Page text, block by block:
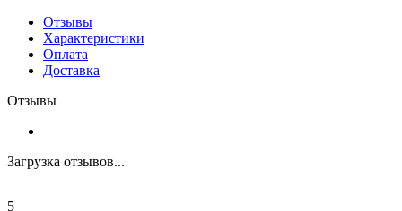
Отзывы
Характеристики
Оплата
Доставка
Отзывы
Загрузка отзывов...
5